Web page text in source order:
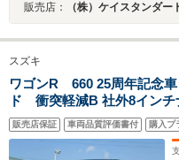
販売店： （株）ケイスタンダー
スズキ
ワゴンR 660 25周年記念
ド 衝突軽減B 社外8インチ
席シートヒーター ヘッドア
ー プッシュスタート アイド
販売店保証 車両品質評価書付 購入プ